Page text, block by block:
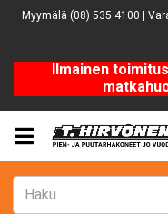
Myymälä (08) 535 4100 |
Ilmainen